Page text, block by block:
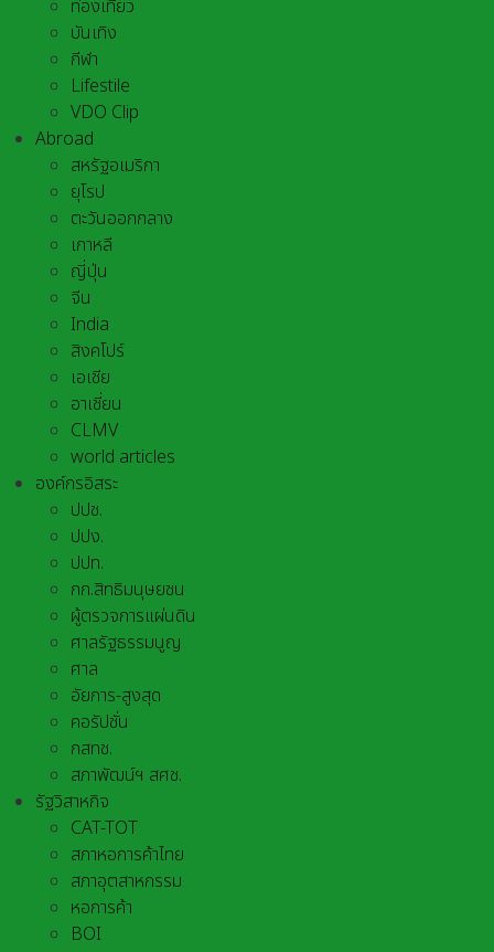
ท่องเที่ยว
บันเทิง
กีฬา
Lifestile
VDO Clip
Abroad
สหรัฐอเมริกา
ยุโรป
ตะวันออกกลาง
เกาหลี
ญี่ปุ่น
จีน
India
สิงคโปร์
เอเชีย
อาเชี่ยน
CLMV
world articles
องค์กรอิสระ
ปปช.
ปปง.
ปปท.
กก.สิทธิมนุษยชน
ผู้ตรวจการแผ่นดิน
ศาลรัฐธรรมนูญ
ศาล
อัยการ-สูงสุด
คอรัปชั่น
กสทช.
สภาพัฒน์ฯ สศช.
รัฐวิสาหกิจ
CAT-TOT
สภาหอการค้าไทย
สภาอุตสาหกรรม
หอการค้า
BOI